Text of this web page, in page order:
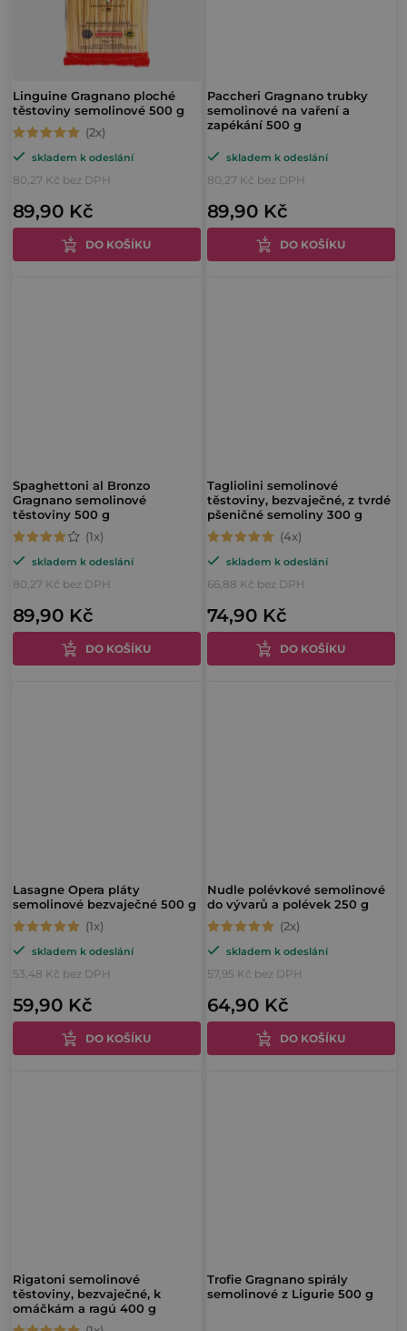
Linguine Gragnano ploché
těstoviny semolinové 500 g
Průměrné
hodnocení
produktu
je
5,0
z
skladem k odeslání
80,27 Kč bez DPH
89,90 Kč
DO KOŠÍKU
Paccheri Gragnano trubky
semolinové na vaření a
zapékání 500 g
skladem k odeslání
80,27 Kč bez DPH
89,90 Kč
DO KOŠÍKU
Spaghettoni al Bronzo
Gragnano semolinové
těstoviny 500 g
Průměrné
hodnocení
produktu
je
4,0
z
skladem k odeslání
80,27 Kč bez DPH
89,90 Kč
DO KOŠÍKU
Tagliolini semolinové
těstoviny, bezvaječné, z tvrdé
pšeničné semoliny 300 g
Průměrné
hodnocení
produktu
je
5,0
z
skladem k odeslání
66,88 Kč bez DPH
74,90 Kč
DO KOŠÍKU
Lasagne Opera pláty
semolinové bezvaječné 500 g
Průměrné
hodnocení
produktu
je
5,0
z
skladem k odeslání
53,48 Kč bez DPH
59,90 Kč
DO KOŠÍKU
Nudle polévkové semolinové
do vývarů a polévek 250 g
Průměrné
hodnocení
produktu
je
5,0
z
skladem k odeslání
57,95 Kč bez DPH
64,90 Kč
DO KOŠÍKU
Rigatoni semolinové
těstoviny, bezvaječné, k
omáčkám a ragú 400 g
Trofie Gragnano spirály
semolinové z Ligurie 500 g